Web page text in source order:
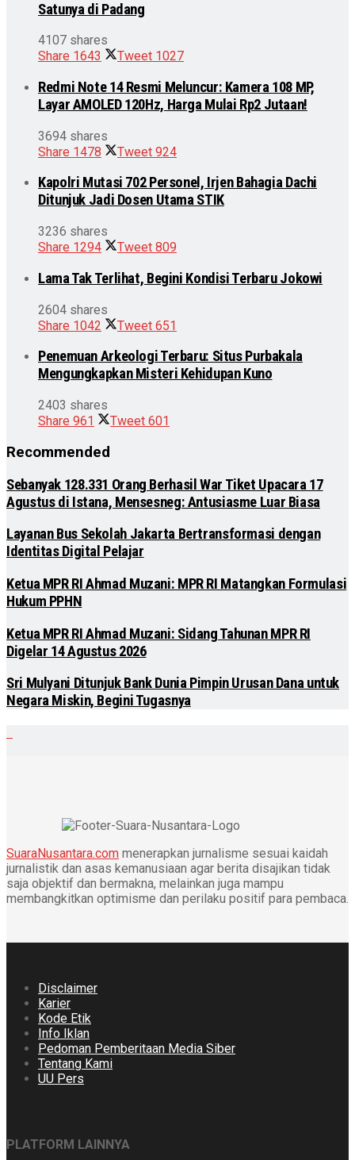
Satunya di Padang
4107 shares
Share 1643 Tweet 1027
Redmi Note 14 Resmi Meluncur: Kamera 108 MP,
Layar AMOLED 120Hz, Harga Mulai Rp2 Jutaan!
3694 shares
Share 1478 Tweet 924
Kapolri Mutasi 702 Personel, Irjen Bahagia Dachi
Ditunjuk Jadi Dosen Utama STIK
3236 shares
Share 1294 Tweet 809
Lama Tak Terlihat, Begini Kondisi Terbaru Jokowi
2604 shares
Share 1042 Tweet 651
Penemuan Arkeologi Terbaru: Situs Purbakala
Mengungkapkan Misteri Kehidupan Kuno
2403 shares
Share 961 Tweet 601
Recommended
Sebanyak 128.331 Orang Berhasil War Tiket Upacara 17
Agustus di Istana, Mensesneg: Antusiasme Luar Biasa
Layanan Bus Sekolah Jakarta Bertransformasi dengan
Identitas Digital Pelajar
Ketua MPR RI Ahmad Muzani: MPR RI Matangkan Formulasi
Hukum PPHN
Ketua MPR RI Ahmad Muzani: Sidang Tahunan MPR RI
Digelar 14 Agustus 2026
Sri Mulyani Ditunjuk Bank Dunia Pimpin Urusan Dana untuk
Negara Miskin, Begini Tugasnya
SuaraNusantara.com menerapkan jurnalisme sesuai kaidah
jurnalistik dan asas kemanusiaan agar berita disajikan tidak
saja objektif dan bermakna, melainkan juga mampu
membangkitkan optimisme dan perilaku positif para pembaca.
Disclaimer
Karier
Kode Etik
Info Iklan
Pedoman Pemberitaan Media Siber
Tentang Kami
UU Pers
PLATFORM LAINNYA